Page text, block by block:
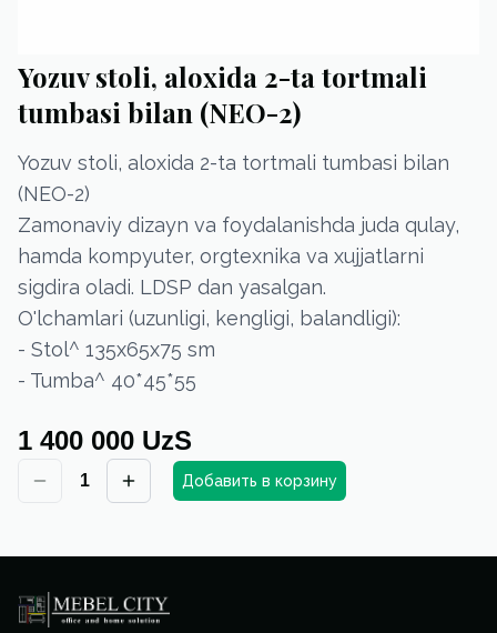
Yozuv stoli, aloxida 2-ta tortmali
tumbasi bilan (NEO-2)
Yozuv stoli, aloxida 2-ta tortmali tumbasi bilan
(NEO-2)
Zamonaviy dizayn va foydalanishda juda qulay,
hamda kompyuter, orgtexnika va xujjatlarni
sigdira oladi. LDSP dan yasalgan.
O'lchamlari (uzunligi, kengligi, balandligi):
- Stol^ 135х65х75 sm
- Tumba^ 40*45*55
1 400 000 UzS
1 Добавить в корзину